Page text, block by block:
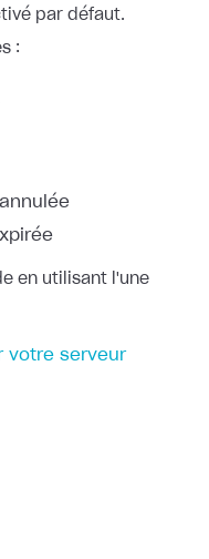
par défaut.
:
en utilisant l'une
votre serveur